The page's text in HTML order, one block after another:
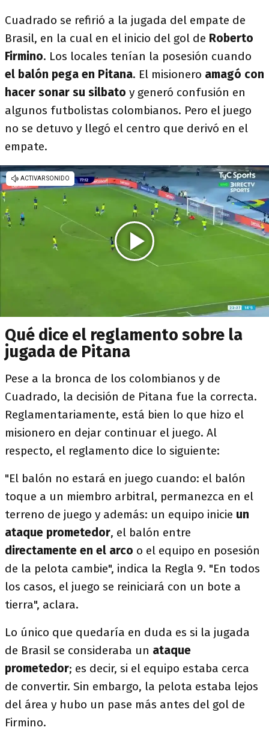
Cuadrado se refirió a la jugada del empate de
Brasil, en la cual en el inicio del gol de Roberto
Firmino. Los locales tenían la posesión cuando
el balón pega en Pitana. El misionero amagó con
hacer sonar su silbato y generó confusión en
algunos futbolistas colombianos. Pero el juego
no se detuvo y llegó el centro que derivó en el
empate.
Qué dice el reglamento sobre la
jugada de Pitana
Pese a la bronca de los colombianos y de
Cuadrado, la decisión de Pitana fue la correcta.
Reglamentariamente, está bien lo que hizo el
misionero en dejar continuar el juego. Al
respecto, el reglamento dice lo siguiente:
"El balón no estará en juego cuando: el balón
toque a un miembro arbitral, permanezca en el
terreno de juego y además: un equipo inicie un
ataque prometedor, el balón entre
directamente en el arco o el equipo en posesión
de la pelota cambie", indica la Regla 9. "En todos
los casos, el juego se reiniciará con un bote a
tierra", aclara.
Lo único que quedaría en duda es si la jugada
de Brasil se consideraba un ataque
prometedor; es decir, si el equipo estaba cerca
de convertir. Sin embargo, la pelota estaba lejos
del área y hubo un pase más antes del gol de
Firmino.